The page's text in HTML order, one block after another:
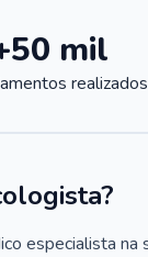
mil
realizados
especialista na